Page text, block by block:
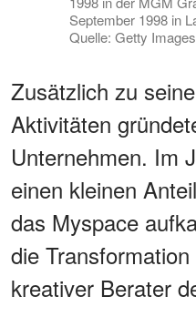
September 1998 in
Quelle: Getty Images
Zusätzlich zu
Aktivitäten
Unternehmen. Im
einen kleinen
das Myspace
die
kreativer Berater